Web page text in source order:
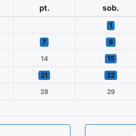
pt. sob.
1
7 8
14 15
21 22
28 29